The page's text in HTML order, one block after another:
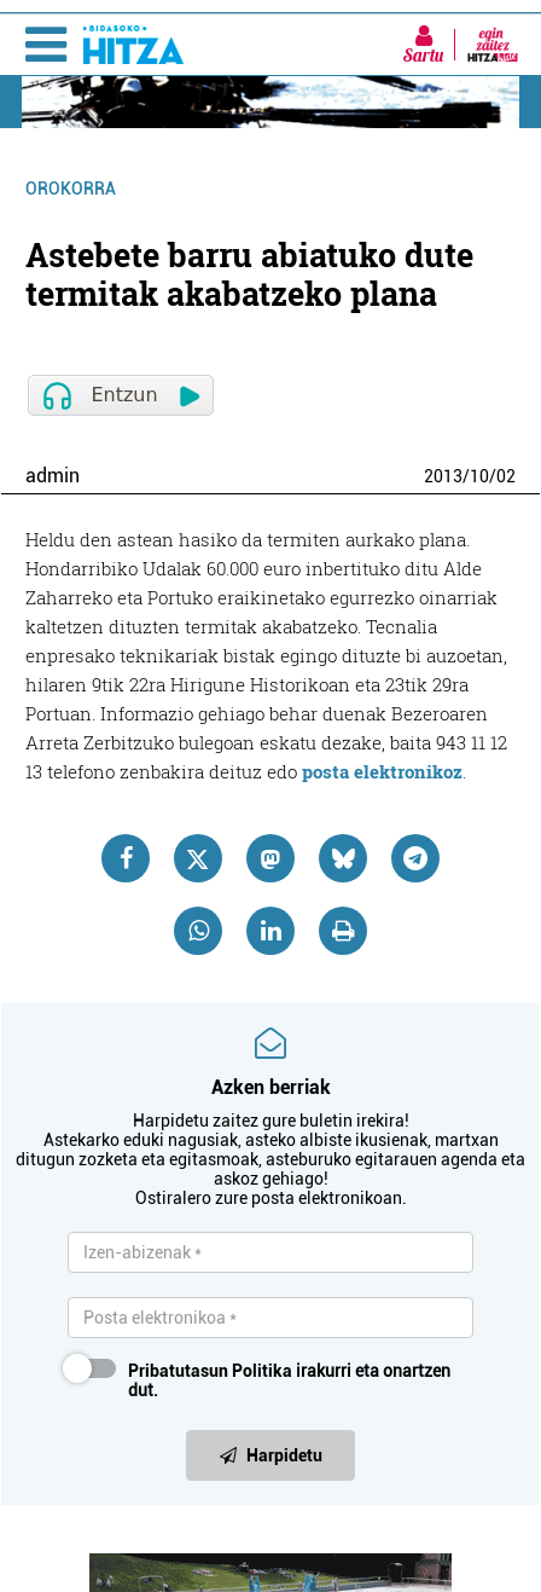
Sartu
OROKORRA
Astebete barru abiatuko dute
termitak akabatzeko plana
admin 2013/10/02
Heldu den astean hasiko da termiten aurkako plana.
Hondarribiko Udalak 60.000 euro inbertituko ditu Alde
Zaharreko eta Portuko eraikinetako egurrezko oinarriak
kaltetzen dituzten termitak akabatzeko. Tecnalia
enpresako teknikariak bistak egingo dituzte bi auzoetan,
hilaren 9tik 22ra Hirigune Historikoan eta 23tik 29ra
Portuan. Informazio gehiago behar duenak Bezeroaren
Arreta Zerbitzuko bulegoan eskatu dezake, baita 943 11 12
13 telefono zenbakira deituz edoposta elektronikoz
Azken berriak
Harpidetu zaitez gure buletin irekira!
Astekarko eduki nagusiak, asteko albiste ikusienak, martxan
ditugun zozketa eta egitasmoak, asteburuko egitarauen agenda eta
askoz gehiago!
Ostiralero zure posta elektronikoan.
Pribatutasun Politika irakurri eta onartzen
dut.
Harpidetu